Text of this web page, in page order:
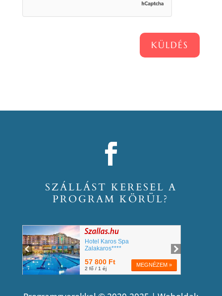
KÜLDÉS
SZÁLLÁST KERESEL A
PROGRAM KÖRÜL?